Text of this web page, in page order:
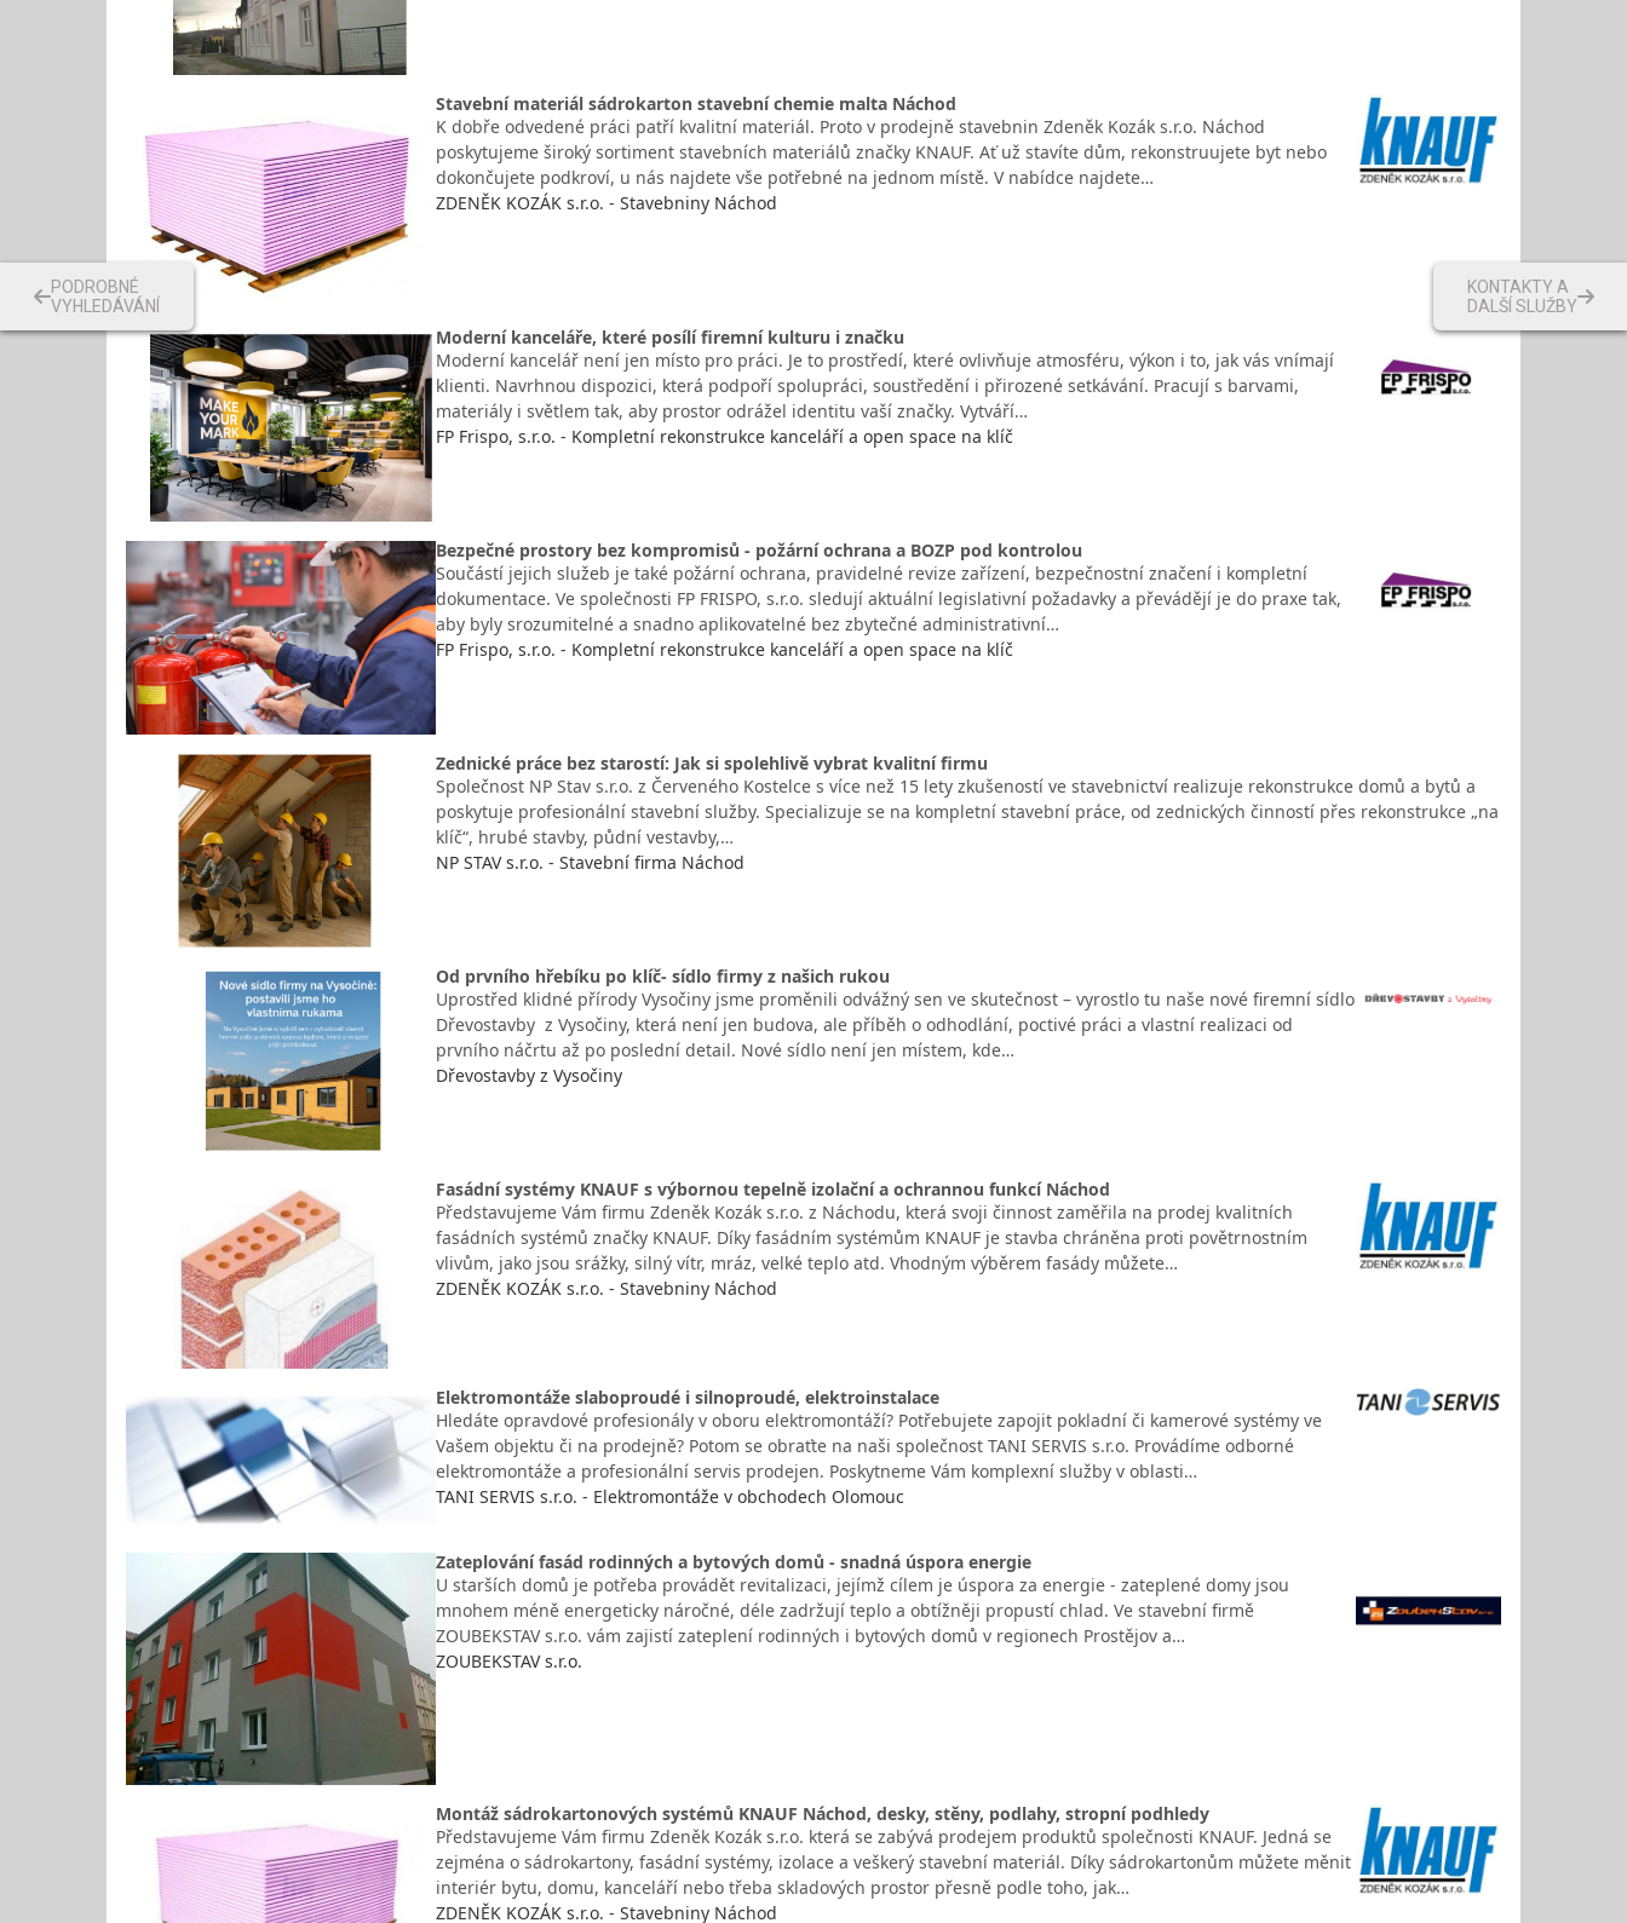
Stavební materiál sádrokarton stavební chemie malta Náchod
K dobře odvedené práci patří kvalitní materiál. Proto v prodejně stavebnin Zdeněk Kozák s.r.o. Náchod
poskytujeme široký sortiment stavebních materiálů značky KNAUF. Ať už stavíte dům, rekonstruujete byt nebo
dokončujete podkroví, u nás najdete vše potřebné na jednom místě. V nabídce najdete…
ZDENĚK KOZÁK s.r.o. - Stavebniny Náchod
Moderní kanceláře, které posílí firemní kulturu i značku
Moderní kancelář není jen místo pro práci. Je to prostředí, které ovlivňuje atmosféru, výkon i to, jak vás vnímají
klienti. Navrhnou dispozici, která podpoří spolupráci, soustředění i přirozené setkávání. Pracují s barvami,
materiály i světlem tak, aby prostor odrážel identitu vaší značky. Vytváří…
FP Frispo, s.r.o. - Kompletní rekonstrukce kanceláří a open space na klíč
Bezpečné prostory bez kompromisů - požární ochrana a BOZP pod kontrolou
Součástí jejich služeb je také požární ochrana, pravidelné revize zařízení, bezpečnostní značení i kompletní
dokumentace. Ve společnosti FP FRISPO, s.r.o. sledují aktuální legislativní požadavky a převádějí je do praxe tak,
aby byly srozumitelné a snadno aplikovatelné bez zbytečné administrativní…
FP Frispo, s.r.o. - Kompletní rekonstrukce kanceláří a open space na klíč
Zednické práce bez starostí: Jak si spolehlivě vybrat kvalitní firmu
Společnost NP Stav s.r.o. z Červeného Kostelce s více než 15 lety zkušeností ve stavebnictví realizuje rekonstrukce domů a bytů a
poskytuje profesionální stavební služby. Specializuje se na kompletní stavební práce, od zednických činností přes rekonstrukce „na
klíč“, hrubé stavby, půdní vestavby,…
NP STAV s.r.o. - Stavební firma Náchod
Od prvního hřebíku po klíč- sídlo firmy z našich rukou
Uprostřed klidné přírody Vysočiny jsme proměnili odvážný sen ve skutečnost – vyrostlo tu naše nové firemní sídlo
Dřevostavby z Vysočiny, která není jen budova, ale příběh o odhodlání, poctivé práci a vlastní realizaci od
prvního náčrtu až po poslední detail. Nové sídlo není jen místem, kde…
Dřevostavby z Vysočiny
Fasádní systémy KNAUF s výbornou tepelně izolační a ochrannou funkcí Náchod
Představujeme Vám firmu Zdeněk Kozák s.r.o. z Náchodu, která svoji činnost zaměřila na prodej kvalitních
fasádních systémů značky KNAUF. Díky fasádním systémům KNAUF je stavba chráněna proti povětrnostním
vlivům, jako jsou srážky, silný vítr, mráz, velké teplo atd. Vhodným výběrem fasády můžete…
ZDENĚK KOZÁK s.r.o. - Stavebniny Náchod
Elektromontáže slaboproudé i silnoproudé, elektroinstalace
Hledáte opravdové profesionály v oboru elektromontáží? Potřebujete zapojit pokladní či kamerové systémy ve
Vašem objektu či na prodejně? Potom se obraťte na naši společnost TANI SERVIS s.r.o. Provádíme odborné
elektromontáže a profesionální servis prodejen. Poskytneme Vám komplexní služby v oblasti…
TANI SERVIS s.r.o. - Elektromontáže v obchodech Olomouc
Zateplování fasád rodinných a bytových domů - snadná úspora energie
U starších domů je potřeba provádět revitalizaci, jejímž cílem je úspora za energie - zateplené domy jsou
mnohem méně energeticky náročné, déle zadržují teplo a obtížněji propustí chlad. Ve stavební firmě
ZOUBEKSTAV s.r.o. vám zajistí zateplení rodinných i bytových domů v regionech Prostějov a…
ZOUBEKSTAV s.r.o.
Montáž sádrokartonových systémů KNAUF Náchod, desky, stěny, podlahy, stropní podhledy
Představujeme Vám firmu Zdeněk Kozák s.r.o. která se zabývá prodejem produktů společnosti KNAUF. Jedná se
zejména o sádrokartony, fasádní systémy, izolace a veškerý stavební materiál. Díky sádrokartonům můžete měnit
interiér bytu, domu, kanceláří nebo třeba skladových prostor přesně podle toho, jak…
ZDENĚK KOZÁK s.r.o. - Stavebniny Náchod
KONTAKTY A
DALŠÍ SLUŽBY
PODROBNÉ
VYHLEDÁVÁNÍ